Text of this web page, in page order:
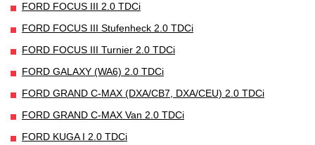
FORD FOCUS III 2.0 TDCi
FORD FOCUS III Stufenheck 2.0 TDCi
FORD FOCUS III Turnier 2.0 TDCi
FORD GALAXY (WA6) 2.0 TDCi
FORD GRAND C-MAX (DXA/CB7, DXA/CEU) 2.0 TDCi
FORD GRAND C-MAX Van 2.0 TDCi
FORD KUGA I 2.0 TDCi